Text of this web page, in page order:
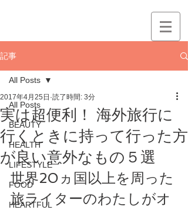
記事
All Posts
BEAUTY
HEALTH
LIFESTYLE
FOOD
HEARTFUL
All Posts
実は超便利！ 海外旅行に
行くときに持って行った方
が良い意外なもの５選
2017年4月25日 読了時間: 3分
世界20ヵ国以上を周った
旅ライターのわたしがオ